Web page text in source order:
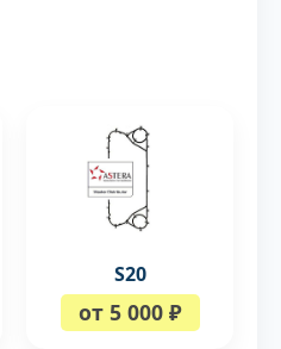
S20
от 5 000 ₽